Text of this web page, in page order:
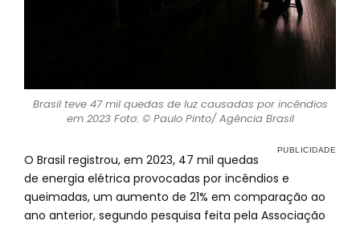
Brasil teve 47 mil quedas de luz causadas por incêndios
em 2023 Foto: © Paulo Pinto/ Agência Brasil
O Brasil registrou, em 2023, 47 mil quedas
de energia elétrica provocadas por incêndios e
queimadas, um aumento de 21% em comparação ao
ano anterior, segundo pesquisa feita pela Associação